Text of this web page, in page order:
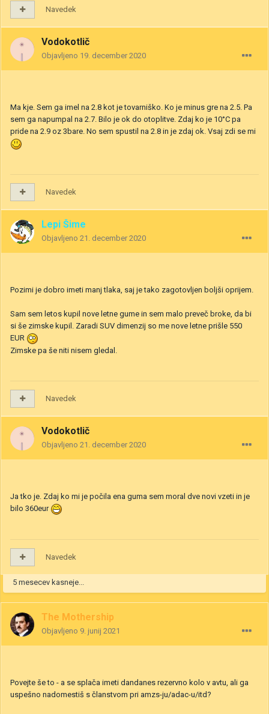
Navedek
Vodokotlič
Objavljeno 19. december 2020
Ma kje. Sem ga imel na 2.8 kot je tovarniško. Ko je minus gre na 2.5. Pa
sem ga napumpal na 2.7. Bilo je ok do otoplitve. Zdaj ko je 10°C pa
pride na 2.9 oz 3bare. No sem spustil na 2.8 in je zdaj ok. Vsaj zdi se mi
Navedek
Lepi Šime
Objavljeno 21. december 2020
Pozimi je dobro imeti manj tlaka, saj je tako zagotovljen boljši oprijem.
Sam sem letos kupil nove letne gume in sem malo preveč broke, da bi
si še zimske kupil. Zaradi SUV dimenzij so me nove letne prišle 550
EUR
Zimske pa še niti nisem gledal.
Navedek
Vodokotlič
Objavljeno 21. december 2020
Ja tko je. Zdaj ko mi je počila ena guma sem moral dve novi vzeti in je
bilo 360eur
Navedek
5 mesecev kasneje...
The Mothership
Objavljeno 9. junij 2021
Povejte še to - a se splača imeti dandanes rezervno kolo v avtu, ali ga
uspešno nadomestiš s članstvom pri amzs-ju/adac-u/itd?